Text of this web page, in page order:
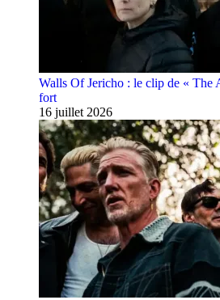
Walls Of Jericho : le clip de « The
fort
16 juillet 2026